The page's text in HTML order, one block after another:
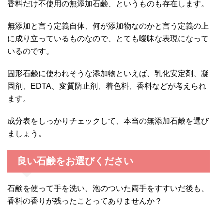
香料だけ不使用の無添加石鹸、というものも存在します。
無添加と言う定義自体、何が添加物なのかと言う定義の上
に成り立っているものなので、とても曖昧な表現になって
いるのです。
固形石鹸に使われそうな添加物といえば、乳化安定剤、凝
固剤、EDTA、変質防止剤、着色料、香料などが考えられ
ます。
成分表をしっかりチェックして、本当の無添加石鹸を選び
ましょう。
良い石鹸をお選びください
石鹸を使って手を洗い、泡のついた両手をすすいだ後も、
香料の香りが残ったことってありませんか？